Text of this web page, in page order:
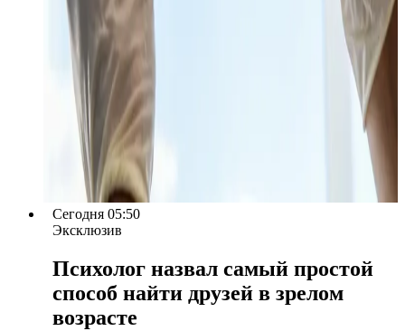
Сегодня 05:50
Эксклюзив
Психолог назвал самый простой
способ найти друзей в зрелом
возрасте